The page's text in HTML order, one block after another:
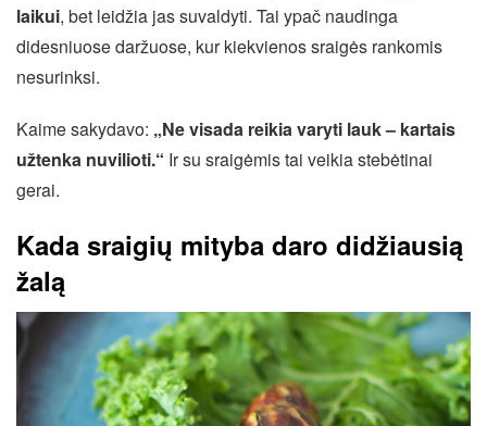
laikui, bet leidžia jas suvaldyti. Tai ypač naudinga
didesniuose daržuose, kur kiekvienos sraigės rankomis
nesurinksi.
Kaime sakydavo: „Ne visada reikia varyti lauk – kartais
užtenka nuvilioti.“ Ir su sraigėmis tai veikia stebėtinai
gerai.
Kada sraigių mityba daro didžiausią
žalą